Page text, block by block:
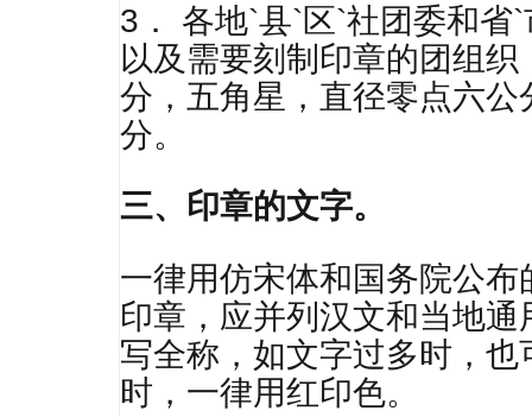
3． 各地`县`区`社团委和省
以及需要刻制印章的团组
分，五角星，直径零点六
分。
三、印章的文字。
一律用仿宋体和国务院公
印章，应并列汉文和当地
写全称，如文字过多时，
时，一律用红印色。